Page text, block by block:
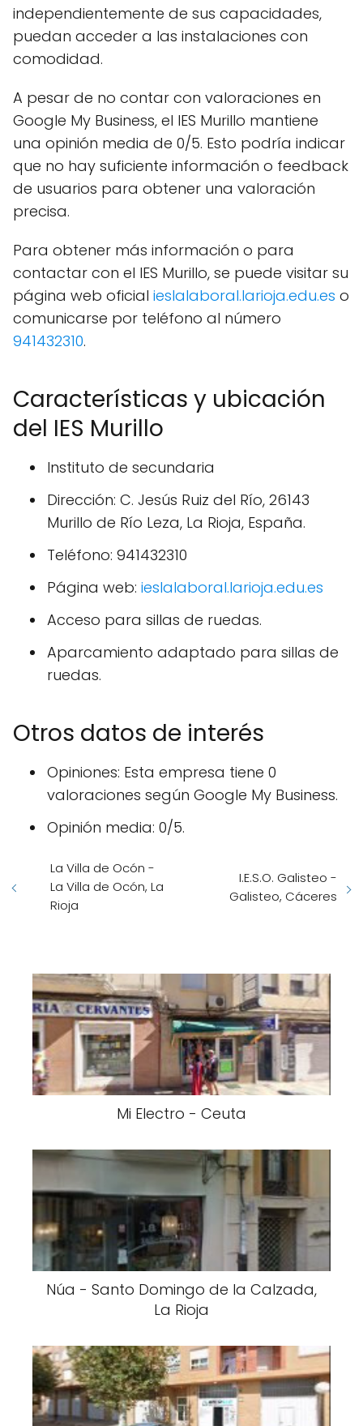
independientemente de sus capacidades,
puedan acceder a las instalaciones con
comodidad.
A pesar de no contar con valoraciones en
Google My Business, el IES Murillo mantiene
una opinión media de 0/5. Esto podría indicar
que no hay suficiente información o feedback
de usuarios para obtener una valoración
precisa.
Para obtener más información o para
contactar con el IES Murillo, se puede visitar su
página web oficial ieslalaboral.larioja.edu.es o
comunicarse por teléfono al número
941432310.
Características y ubicación
del IES Murillo
Instituto de secundaria
Dirección: C. Jesús Ruiz del Río, 26143
Murillo de Río Leza, La Rioja, España.
Teléfono: 941432310
Página web: ieslalaboral.larioja.edu.es
Acceso para sillas de ruedas.
Aparcamiento adaptado para sillas de
ruedas.
Otros datos de interés
Opiniones: Esta empresa tiene 0
valoraciones según Google My Business.
Opinión media: 0/5.
La Villa de Ocón -
La Villa de Ocón, La
Rioja
I.E.S.O. Galisteo -
Galisteo, Cáceres
Mi Electro - Ceuta
Núa - Santo Domingo de la Calzada,
La Rioja